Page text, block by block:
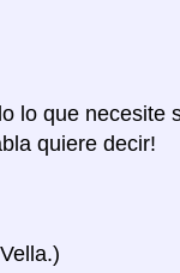
lo que necesite
quiere decir!